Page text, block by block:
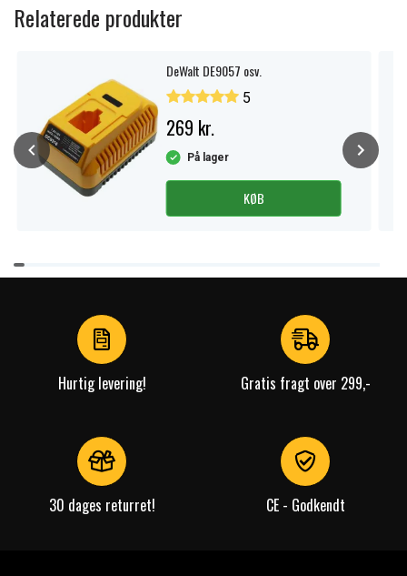
Relaterede produkter
DeWalt DE9057 osv.
5
269 kr.
På lager
KØB
Item
1
Hurtig levering! Gratis fragt over 299,-
30 dages returret! CE - Godkendt